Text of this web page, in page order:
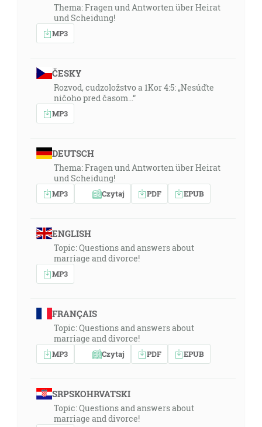
Thema: Fragen und Antworten über Heirat
und Scheidung!
MP3
ČESKY
Rozvod, cudzoložstvo a 1Kor 4:5: „Nesúďte
ničoho pred časom…“
MP3
DEUTSCH
Thema: Fragen und Antworten über Heirat
und Scheidung!
MP3 Czytaj PDF EPUB
ENGLISH
Topic: Questions and answers about
marriage and divorce!
MP3
FRANÇAIS
Topic: Questions and answers about
marriage and divorce!
MP3 Czytaj PDF EPUB
SRPSKOHRVATSKI
Topic: Questions and answers about
marriage and divorce!